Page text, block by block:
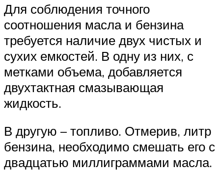
Для соблюдения точного
соотношения масла и бензина
требуется наличие двух чистых и
сухих емкостей. В одну из них, с
метками объема, добавляется
двухтактная смазывающая
жидкость.
В другую – топливо. Отмерив, литр
бензина, необходимо смешать его с
двадцатью миллиграммами масла.